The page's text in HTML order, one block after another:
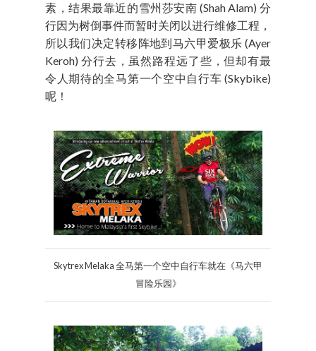
素，结果最靠近的雪州莎安南 (Shah Alam) 分
行因为树倒事件而暂时关闭以进行维修工程，
所以我们决定转移阵地到马六甲爱极乐 (Ayer
Keroh) 分行去，虽然路程远了些，但却有最
令人期待的全马第一个空中自行车 (Skybike)
呢！
Skytrex Melaka 全马第一个空中自行车就在《马六甲
冒险乐园》